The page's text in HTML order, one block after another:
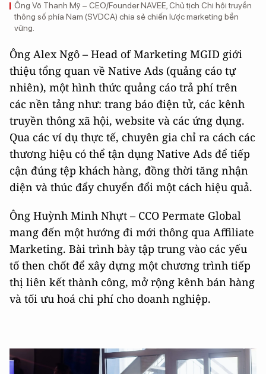
Ông Võ Thanh Mỹ – CEO/Founder NAVEE, Chủ tịch Chi hội truyền
thông số phía Nam (SVDCA) chia sẻ chiến lược marketing bền
vững.
Ông Alex Ngô – Head of Marketing MGID giới
thiệu tổng quan về Native Ads (quảng cáo tự
nhiên), một hình thức quảng cáo trả phí trên
các nền tảng như: trang báo điện tử, các kênh
truyền thông xã hội, website và các ứng dụng.
Qua các ví dụ thực tế, chuyên gia chỉ ra cách các
thương hiệu có thể tận dụng Native Ads để tiếp
cận đúng tệp khách hàng, đồng thời tăng nhận
diện và thúc đẩy chuyển đổi một cách hiệu quả.
Ông Huỳnh Minh Nhựt – CCO Permate Global
mang đến một hướng đi mới thông qua Affiliate
Marketing. Bài trình bày tập trung vào các yếu
tố then chốt để xây dựng một chương trình tiếp
thị liên kết thành công, mở rộng kênh bán hàng
và tối ưu hoá chi phí cho doanh nghiệp.